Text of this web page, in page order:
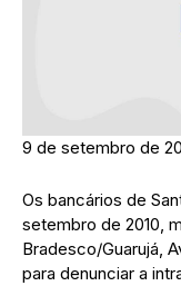
9 de setembro de
Os bancários de
setembro de 2010,
Bradesco/Guarujá,
para denunciar a